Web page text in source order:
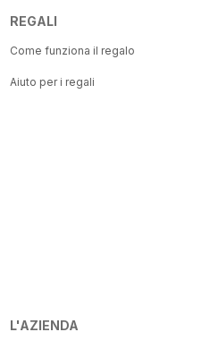
REGALI
Come funziona il regalo
Aiuto per i regali
L'AZIENDA